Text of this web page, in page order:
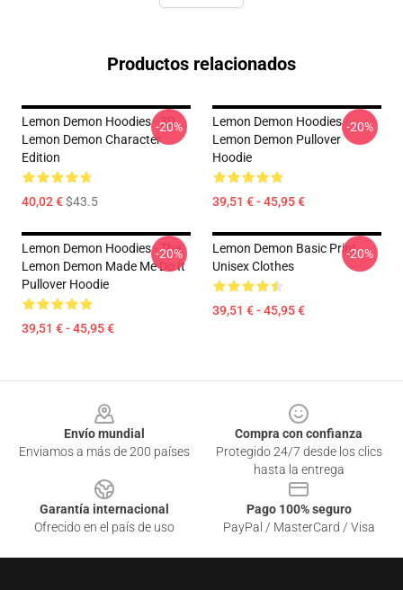
Productos relacionados
Lemon Demon Hoodies - 3D
Lemon Demon Character
Edition
40,02 €$43.5
-20%
Lemon Demon Hoodies -
Lemon Demon Pullover
Hoodie
39,51 € - 45,95 €
-20%
Lemon Demon Hoodies - The
Lemon Demon Made Me Do It
Pullover Hoodie
39,51 € - 45,95 €
-20%
Lemon Demon Basic Print
Unisex Clothes
39,51 € - 45,95 €
-20%
Envío mundial
Enviamos a más de 200 países
Compra con confianza
Protegido 24/7 desde los clics
hasta la entrega
Garantía internacional
Ofrecido en el país de uso
Pago 100% seguro
PayPal / MasterCard / Visa